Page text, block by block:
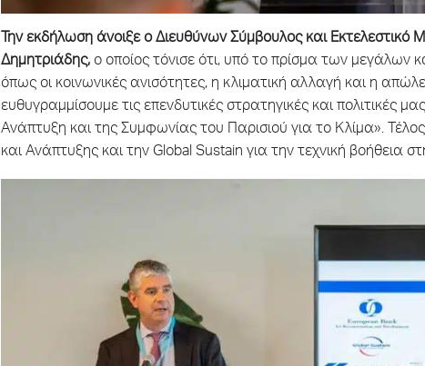
Την εκδήλωση άνοιξε ο Διευθύνων Σύμβουλος και Εκτελεστικό
Δημητριάδης, ο οποίος τόνισε ότι, υπό το πρίσμα των μεγάλων
όπως οι κοινωνικές ανισότητες, η κλιματική αλλαγή και η
ευθυγραμμίσουμε τις επενδυτικές στρατηγικές και πολιτικές
Ανάπτυξη και της Συμφωνίας του Παρισιού για το Κλίμα».
και Ανάπτυξης και την Global Sustain για την τεχνική βοήθεια